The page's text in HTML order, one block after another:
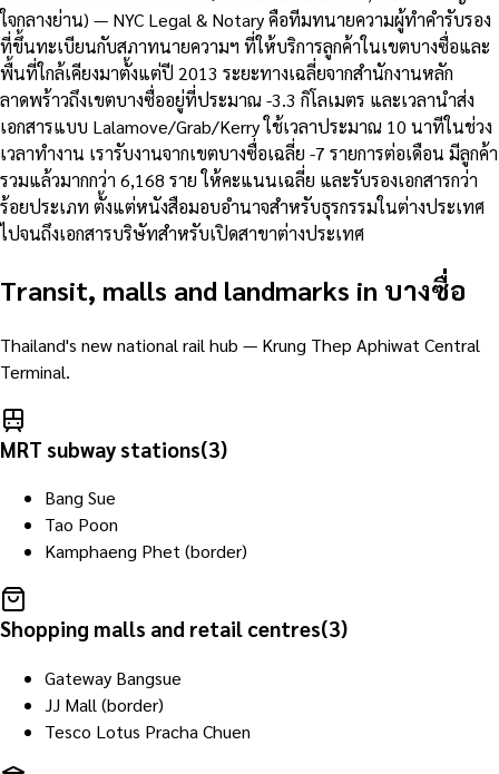
ใจกลางย่าน) — NYC Legal & Notary คือทีมทนายความผู้ทำคำรับรอง
ที่ขึ้นทะเบียนกับสภาทนายความฯ ที่ให้บริการลูกค้าในเขตบางซื่อและ
พื้นที่ใกล้เคียงมาตั้งแต่ปี 2013 ระยะทางเฉลี่ยจากสำนักงานหลัก
ลาดพร้าวถึงเขตบางซื่ออยู่ที่ประมาณ -3.3 กิโลเมตร และเวลานำส่ง
เอกสารแบบ Lalamove/Grab/Kerry ใช้เวลาประมาณ 10 นาทีในช่วง
เวลาทำงาน เรารับงานจากเขตบางซื่อเฉลี่ย -7 รายการต่อเดือน มีลูกค้า
รวมแล้วมากกว่า 6,168 ราย ให้คะแนนเฉลี่ย และรับรองเอกสารกว่า
ร้อยประเภท ตั้งแต่หนังสือมอบอำนาจสำหรับธุรกรรมในต่างประเทศ
ไปจนถึงเอกสารบริษัทสำหรับเปิดสาขาต่างประเทศ
Transit, malls and landmarks in บางซื่อ
Thailand's new national rail hub — Krung Thep Aphiwat Central
Terminal.
MRT subway stations(3)
Bang Sue
Tao Poon
Kamphaeng Phet (border)
Shopping malls and retail centres(3)
Gateway Bangsue
JJ Mall (border)
Tesco Lotus Pracha Chuen